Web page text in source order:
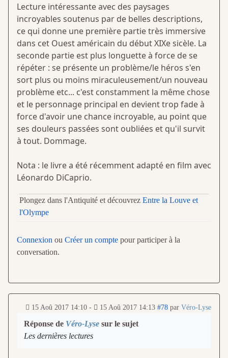
Lecture intéressante avec des paysages
incroyables soutenus par de belles descriptions,
ce qui donne une première partie très immersive
dans cet Ouest américain du début XIXe sicèle. La
seconde partie est plus longuette à force de se
répéter : se présente un problème/le héros s'en
sort plus ou moins miraculeusement/un nouveau
problème etc... c'est constamment la même chose
et le personnage principal en devient trop fade à
force d'avoir une chance incroyable, au point que
ses douleurs passées sont oubliées et qu'il survit
à tout. Dommage.
Nota : le livre a été récemment adapté en film avec
Léonardo DiCaprio.
Plongez dans l'Antiquité et découvrez Entre la Louve et
l'Olympe
Connexion ou Créer un compte pour participer à la
conversation.
15 Aoû 2017 14:10 - 15 Aoû 2017 14:13 #78 par Véro-Lyse
Réponse de Véro-Lyse sur le sujet
Les dernières lectures